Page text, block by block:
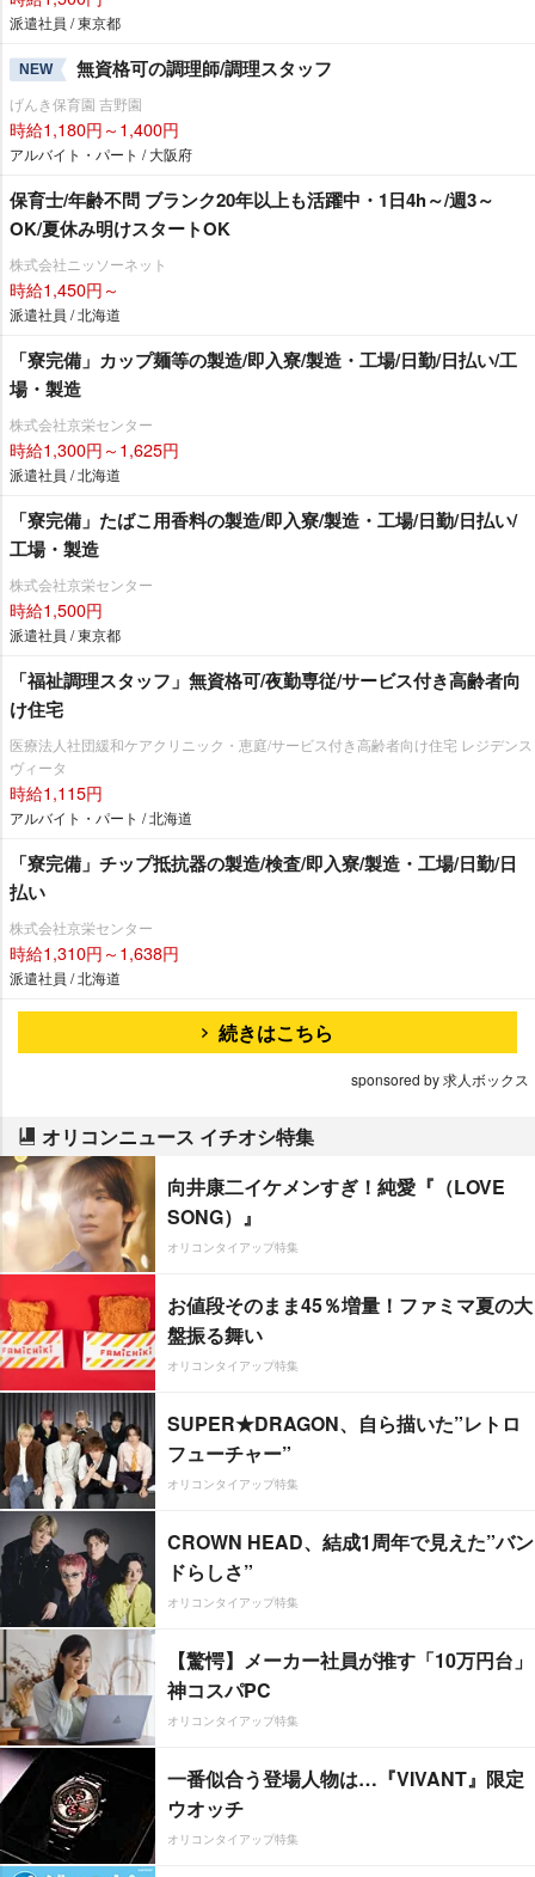
派遣社員 / 東京都
NEW 無資格可の調理師/調理スタッフ
げんき保育園 吉野園
時給1,180円～1,400円
アルバイト・パート / 大阪府
保育士/年齢不問 ブランク20年以上も活躍中・1日4h～/週3～
OK/夏休み明けスタートOK
株式会社ニッソーネット
時給1,450円～
派遣社員 / 北海道
「寮完備」カップ麺等の製造/即入寮/製造・工場/日勤/日払い/工
場・製造
株式会社京栄センター
時給1,300円～1,625円
派遣社員 / 北海道
「寮完備」たばこ用香料の製造/即入寮/製造・工場/日勤/日払い/
工場・製造
株式会社京栄センター
時給1,500円
派遣社員 / 東京都
「福祉調理スタッフ」無資格可/夜勤専従/サービス付き高齢者向
け住宅
医療法人社団緩和ケアクリニック・恵庭/サービス付き高齢者向け住宅 レジデンス
ヴィータ
時給1,115円
アルバイト・パート / 北海道
「寮完備」チップ抵抗器の製造/検査/即入寮/製造・工場/日勤/日
払い
株式会社京栄センター
時給1,310円～1,638円
派遣社員 / 北海道
続きはこちら
sponsored by 求人ボックス
オリコンニュース イチオシ特集
向井康二イケメンすぎ！純愛『（LOVE
SONG）』
オリコンタイアップ特集
お値段そのまま45％増量！ファミマ夏の大
盤振る舞い
オリコンタイアップ特集
SUPER★DRAGON、自ら描いた”レトロ
フューチャー”
オリコンタイアップ特集
CROWN HEAD、結成1周年で見えた”バン
ドらしさ”
オリコンタイアップ特集
【驚愕】メーカー社員が推す「10万円台」
神コスパPC
オリコンタイアップ特集
一番似合う登場人物は…『VIVANT』限定
ウオッチ
オリコンタイアップ特集